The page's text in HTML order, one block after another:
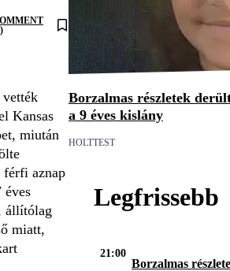
Kansas
miután
férfi aznap
éves
állítólag
miatt,
Borzalmas részletek
a 9 éves kislány
HOLTTEST
Legfrissebb
21:00
Borzalmas